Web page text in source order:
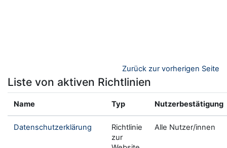
Zurück zur vorherigen Seite
Liste von aktiven Richtlinien
Name Typ Nutzerbestätigung
Datenschutzerklärung
Richtlinie
zur
Alle Nutzer/innen